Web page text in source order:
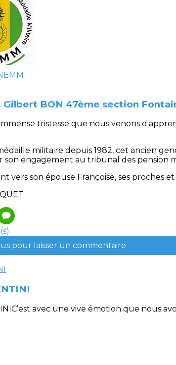
Gilbert BON 47ème section
tristesse que nous venons
militaire depuis 1982, cet ancien
son engagement au tribunal des pension
vers son épouse Françoise, ses proches et
pour laisser un commentaire
avec une vive émotion que nous